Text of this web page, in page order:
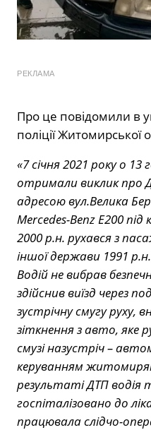
РЕКЛАМА
Про це повідомили в
поліції Житомирської
«7 січня 2021 року о 13
отримали виклик про
адресою вул.Велика
Mercedes-Benz Е200
2000 р.н. рухався з
іншої держави 1991 р.н.
Водій не вибрав
здійснив виїзд через
зустрічну смугу руху,
зіткнення з авто, яке
смузі назустріч –
керуванням
результаті ДТП водія
госпіталізовано до
працювала слідчо-